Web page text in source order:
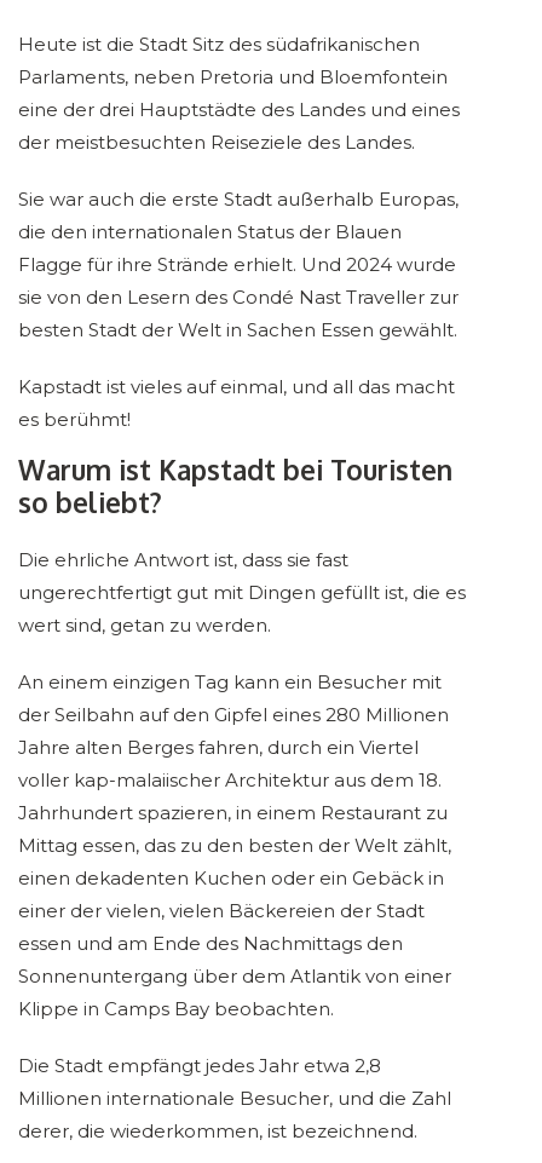
Heute ist die Stadt Sitz des südafrikanischen
Parlaments, neben Pretoria und Bloemfontein
eine der drei Hauptstädte des Landes und eines
der meistbesuchten Reiseziele des Landes.
Sie war auch die erste Stadt außerhalb Europas,
die den internationalen Status der Blauen
Flagge für ihre Strände erhielt. Und 2024 wurde
sie von den Lesern des Condé Nast Traveller zur
besten Stadt der Welt in Sachen Essen gewählt.
Kapstadt ist vieles auf einmal, und all das macht
es berühmt!
Warum ist Kapstadt bei Touristen
so beliebt?
Die ehrliche Antwort ist, dass sie fast
ungerechtfertigt gut mit Dingen gefüllt ist, die es
wert sind, getan zu werden.
An einem einzigen Tag kann ein Besucher mit
der Seilbahn auf den Gipfel eines 280 Millionen
Jahre alten Berges fahren, durch ein Viertel
voller kap-malaiischer Architektur aus dem 18.
Jahrhundert spazieren, in einem Restaurant zu
Mittag essen, das zu den besten der Welt zählt,
einen dekadenten Kuchen oder ein Gebäck in
einer der vielen, vielen Bäckereien der Stadt
essen und am Ende des Nachmittags den
Sonnenuntergang über dem Atlantik von einer
Klippe in Camps Bay beobachten.
Die Stadt empfängt jedes Jahr etwa 2,8
Millionen internationale Besucher, und die Zahl
derer, die wiederkommen, ist bezeichnend.